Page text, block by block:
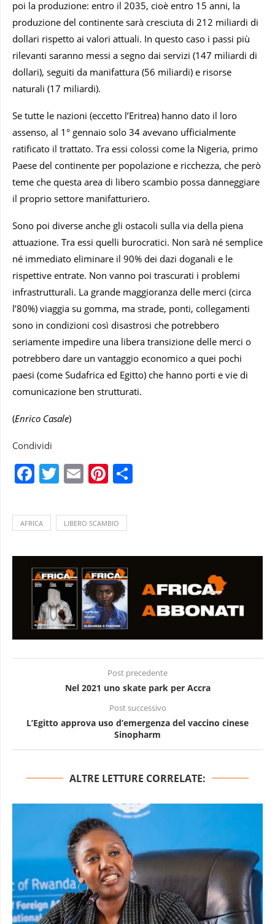
poi la produzione: entro il 2035, cioè entro 15 anni, la
produzione del continente sarà cresciuta di 212 miliardi di
dollari rispetto ai valori attuali. In questo caso i passi più
rilevanti saranno messi a segno dai servizi (147 miliardi di
dollari), seguiti da manifattura (56 miliardi) e risorse
naturali (17 miliardi).
Se tutte le nazioni (eccetto l’Eritrea) hanno dato il loro
assenso, al 1° gennaio solo 34 avevano ufficialmente
ratificato il trattato. Tra essi colossi come la Nigeria, primo
Paese del continente per popolazione e ricchezza, che però
teme che questa area di libero scambio possa danneggiare
il proprio settore manifatturiero.
Sono poi diverse anche gli ostacoli sulla via della piena
attuazione. Tra essi quelli burocratici. Non sarà né semplice
né immediato eliminare il 90% dei dazi doganali e le
rispettive entrate. Non vanno poi trascurati i problemi
infrastrutturali. La grande maggioranza delle merci (circa
l’80%) viaggia su gomma, ma strade, ponti, collegamenti
sono in condizioni così disastrosi che potrebbero
seriamente impedire una libera transizione delle merci o
potrebbero dare un vantaggio economico a quei pochi
paesi (come Sudafrica ed Egitto) che hanno porti e vie di
comunicazione ben strutturati.
(Enrico Casale)
Condividi
Facebook
Twitter
EmailPinterest
AFRICA LIBERO SCAMBIO
Post precedente
Nel 2021 uno skate park per Accra
Post successivo
L’Egitto approva uso d’emergenza del vaccino cinese
Sinopharm
ALTRE LETTURE CORRELATE: